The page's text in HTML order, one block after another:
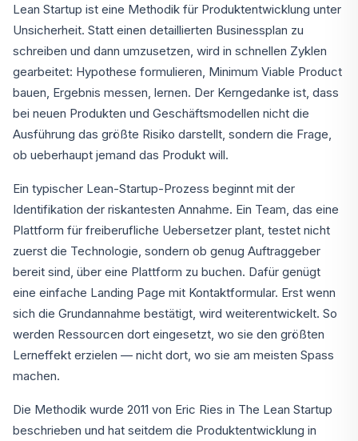
Lean Startup ist eine Methodik für Produktentwicklung unter
Unsicherheit. Statt einen detaillierten Businessplan zu
schreiben und dann umzusetzen, wird in schnellen Zyklen
gearbeitet: Hypothese formulieren, Minimum Viable Product
bauen, Ergebnis messen, lernen. Der Kerngedanke ist, dass
bei neuen Produkten und Geschäftsmodellen nicht die
Ausführung das größte Risiko darstellt, sondern die Frage,
ob ueberhaupt jemand das Produkt will.
Ein typischer Lean-Startup-Prozess beginnt mit der
Identifikation der riskantesten Annahme. Ein Team, das eine
Plattform für freiberufliche Uebersetzer plant, testet nicht
zuerst die Technologie, sondern ob genug Auftraggeber
bereit sind, über eine Plattform zu buchen. Dafür genügt
eine einfache Landing Page mit Kontaktformular. Erst wenn
sich die Grundannahme bestätigt, wird weiterentwickelt. So
werden Ressourcen dort eingesetzt, wo sie den größten
Lerneffekt erzielen — nicht dort, wo sie am meisten Spass
machen.
Die Methodik wurde 2011 von Eric Ries in The Lean Startup
beschrieben und hat seitdem die Produktentwicklung in